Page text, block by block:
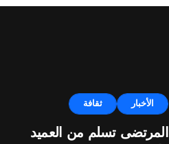
الأخبار ثقافة
المرتضى تسلم من العميد